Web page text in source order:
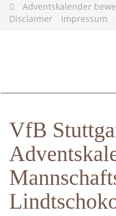
Skip
Adventskalender
Disclaimer
Impressum
VfB